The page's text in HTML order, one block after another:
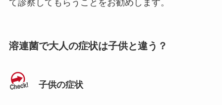
て診察してもらうことをお勧めします。
溶連菌で大人の症状は子供と違う？
子供の症状